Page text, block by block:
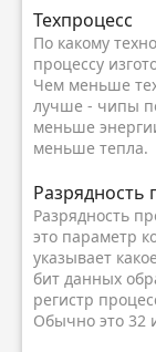
Техпроцесс
По какому
процессу
Чем меньше
лучше - чипы
меньше
меньше тепла.
Разрядность
Разрядность
это параметр
указывает
бит данных
регистр
Обычно это 32